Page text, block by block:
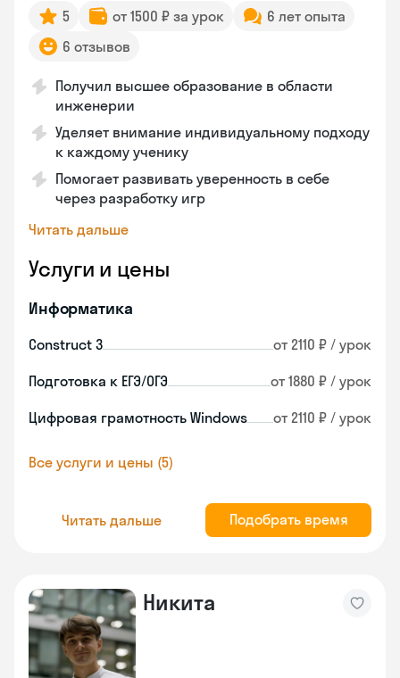
5 от 1500 ₽ за урок
6 лет опыта
6 отзывов
Получил высшее образование в области
инженерии
Уделяет внимание индивидуальному подходу
к каждому ученику
Помогает развивать уверенность в себе
через разработку игр
Читать дальше
Услуги и цены
Информатика
Construct 3 от 2110 ₽ / урок
Подготовка к ЕГЭ/ОГЭ от 1880 ₽ / урок
Цифровая грамотность Windows от 2110 ₽ / урок
Все услуги и цены (5)
Читать дальше Подобрать время
Никита